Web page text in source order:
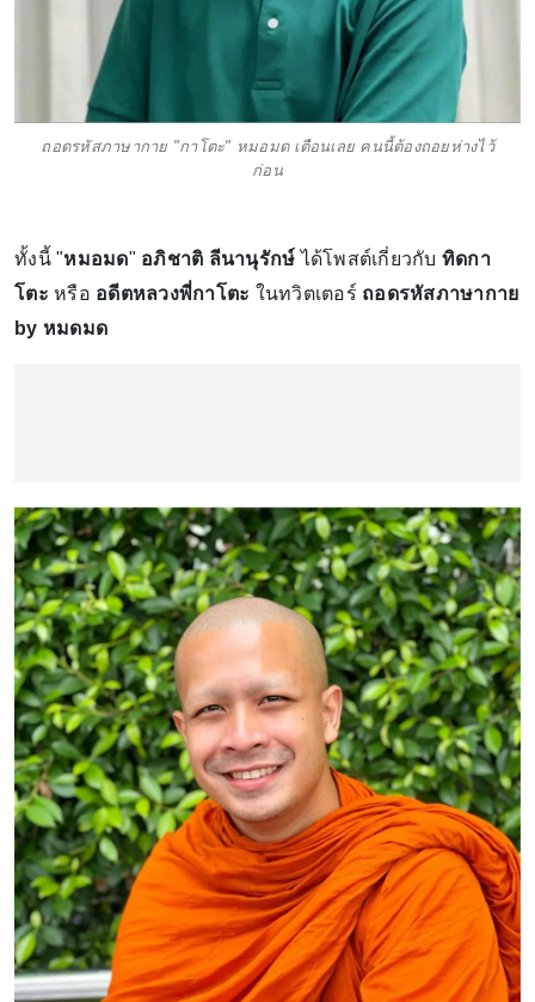
ถอดรหัสภาษากาย "กาโตะ" หมอมด เตือนเลย คนนี้ต้องถอยห่างไว้
ก่อน
ทั้งนี้ "หมอมด" อภิชาติ ลีนานุรักษ์ ได้โพสต์เกี่ยวกับ ทิดกา
โตะ หรือ อดีตหลวงพี่กาโตะ ในทวิตเตอร์ ถอดรหัสภาษากาย
by หมดมด